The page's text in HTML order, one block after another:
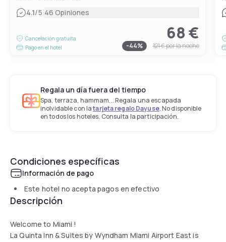
4.1/5|46 Opiniones
Cancelación gratuita
Pago en el hotel
68 €
-44% 121 €por la noche
Regala un día fuera del tiempo
Spa, terraza, hammam... Regala una escapada
inolvidable con latarjeta regalo Dayuse. No disponible
en todos los hoteles. Consulta la participación.
Condiciones específicas
Información de pago
Este hotel no acepta pagos en efectivo
Descripción
Welcome to Miami !
La Quinta Inn & Suites by Wyndham Miami Airport East is